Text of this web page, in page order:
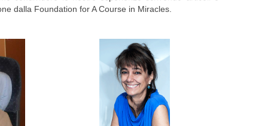
dalla Foundation for A Course in Miracles.